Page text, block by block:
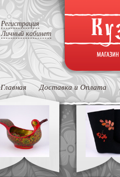
Регистрация
Личный кабинет
Главная Доставка и Оплата